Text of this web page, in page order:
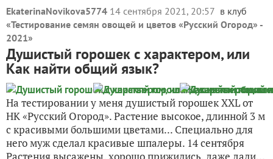
EkaterinaNovikova5774 14 сентября 2021, 20:57 в клуб
«Тестирование семян овощей и цветов «Русский Огород» -
2021»
Душистый горошек с характером, или
Как найти общий язык?
На тестировании у меня душистый горошек ХХL от
НК «Русский Огород». Растение высокое, длинной 3 м
с красивыми большими цветами... Специально для
него муж сделал красивые шпалеры. 14 сентября